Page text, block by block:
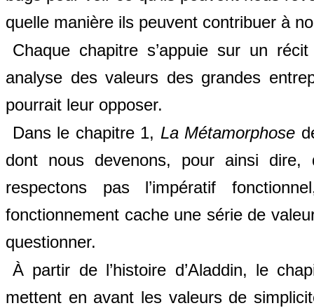
quelle manière ils peuvent contribuer à
Chaque chapitre s’appuie sur un
analyse des valeurs des grandes
pourrait leur opposer.
Dans le chapitre 1, La Métamorphose
dont nous devenons, pour ainsi
respectons pas l’impératif
fonctionnement cache une série de
questionner.
À partir de l’histoire d’Aladdin, le
mettent en avant les valeurs de